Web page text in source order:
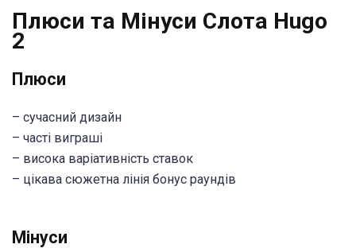
Плюси та Мінуси Слота Hugo
2
Плюси
– сучасний дизайн
– часті виграші
– висока варіативність ставок
– цікава сюжетна лінія бонус раундів
Мінуси